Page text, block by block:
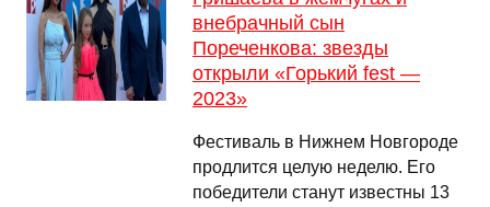
внебрачный сын
Пореченкова: звезды
открыли «Горький fest —
2023»
Фестиваль в Нижнем Новгороде
продлится целую неделю. Его
победители станут известны 13